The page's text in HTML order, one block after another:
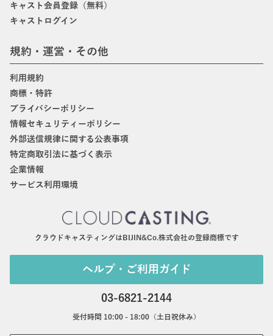
キャスト会員登録（無料）
キャストログイン
規約・運営・その他
利用規約
商標・特許
プライバシーポリシー
情報セキュリティーポリシー
外部送信規律に関する公表事項
特定商取引法に基づく表示
企業情報
サービス利用環境
クラウドキャスティングはBIJIN&Co.株式会社の登録商標です
ヘルプ・ご利用ガイド
03-6821-2144
受付時間 10:00 - 18:00（土日祝休み）